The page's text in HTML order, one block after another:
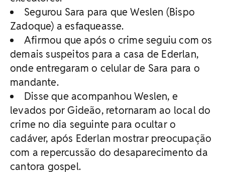
Segurou Sara para que Weslen (Bispo
Zadoque) a esfaqueasse.
Afirmou que após o crime seguiu com os
demais suspeitos para a casa de Ederlan,
onde entregaram o celular de Sara para o
mandante.
Disse que acompanhou Weslen, e
levados por Gideão, retornaram ao local do
crime no dia seguinte para ocultar o
cadáver, após Ederlan mostrar preocupação
com a repercussão do desaparecimento da
cantora gospel.